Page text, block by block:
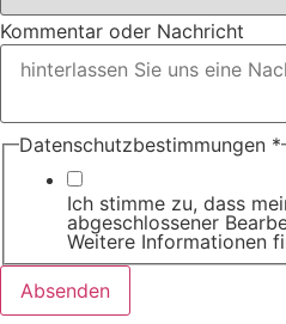
Kommentar oder Nachricht
Datenschutzbestimmungen *
Ich stimme zu, dass
abgeschlossener
Weitere Informationen
Absenden